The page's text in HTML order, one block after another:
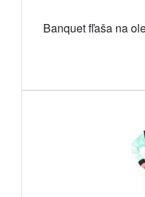
Banquet fľaša na